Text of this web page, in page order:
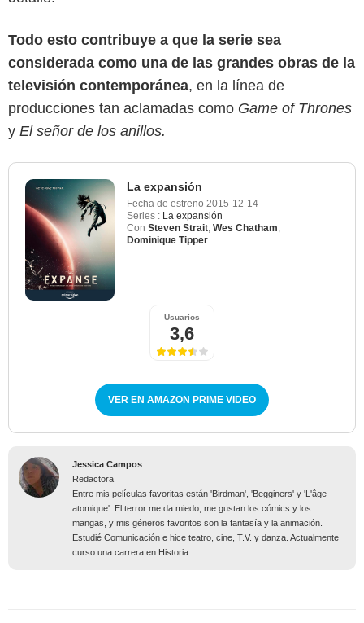
Todo esto contribuye a que la serie sea
considerada como una de las grandes obras de la
televisión contemporánea, en la línea de
producciones tan aclamadas como Game of Thrones
y El señor de los anillos.
La expansión
Fecha de estreno 2015-12-14
Series : La expansión
Con Steven Strait, Wes Chatham,
Dominique Tipper
Usuarios
3,6
VER EN AMAZON PRIME VIDEO
Jessica Campos
Redactora
Entre mis películas favoritas están 'Birdman', 'Begginers' y 'L'âge
atomique'. El terror me da miedo, me gustan los cómics y los
mangas, y mis géneros favoritos son la fantasía y la animación.
Estudié Comunicación e hice teatro, cine, T.V. y danza. Actualmente
curso una carrera en Historia...